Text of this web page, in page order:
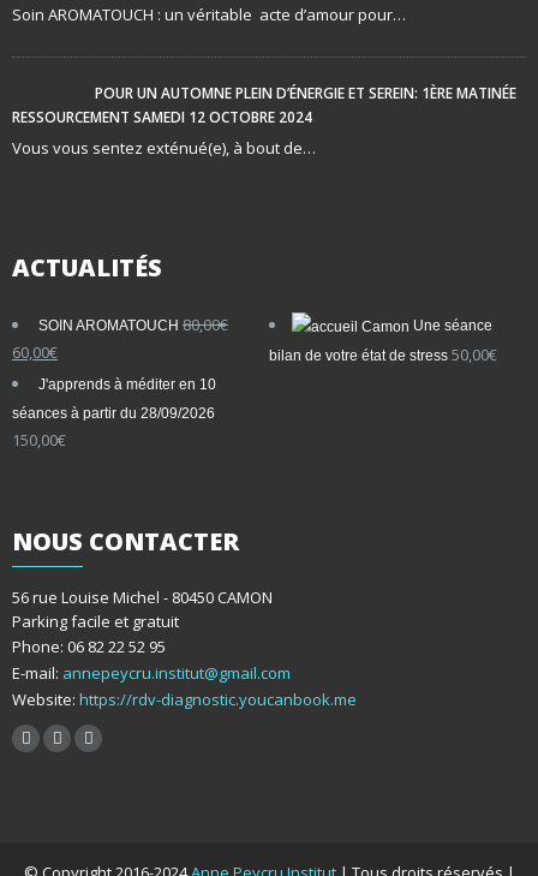
Soin AROMATOUCH : un véritable acte d’amour pour…
POUR UN AUTOMNE PLEIN D’ÉNERGIE ET SEREIN: 1ÈRE MATINÉE
RESSOURCEMENT SAMEDI 12 OCTOBRE 2024
Vous vous sentez exténué(e), à bout de…
ACTUALITÉS
SOIN AROMATOUCH 80,00€
Le
était :
80,00€.
60,00€Le
est :
60,00€.
Une séance
bilan de votre état de stress 50,00€
J'apprends à méditer en 10
séances à partir du 28/09/2026
150,00€
NOUS CONTACTER
56 rue Louise Michel - 80450 CAMON
Parking facile et gratuit
Phone: 06 82 22 52 95
E-mail: annepeycru.institut@gmail.com
Website: https://rdv-diagnostic.youcanbook.me